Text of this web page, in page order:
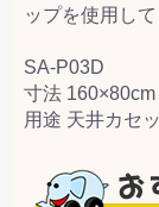
ップを使用して
SA-P03D
寸法 160×80cm
用途 天井カセ